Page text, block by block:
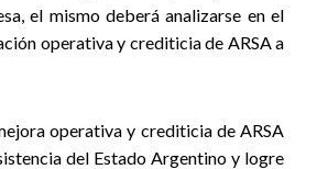
el mismo deberá analizarse en el
operativa y crediticia de ARSA a
operativa y crediticia de ARSA
del Estado Argentino y logre